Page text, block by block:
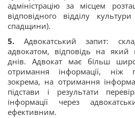
адміністрацію за місцем
відповідного відділу
спадщини).
5. Адвокатський запит:
адвокатом, відповідь на який
днів. Адвокат має більш
отримання інформації, ніж
зокрема, на отримання
підстави і результати
інформації через
ефективним.